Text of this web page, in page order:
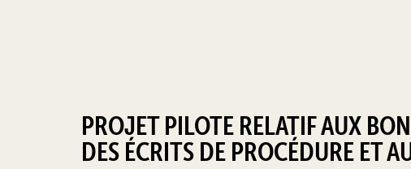
PROJET PILOTE RELATIF AUX
DES ÉCRITS DE PROCÉDURE ET